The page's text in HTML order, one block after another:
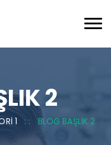
2
1 : : BLOG BAŞLIK 2